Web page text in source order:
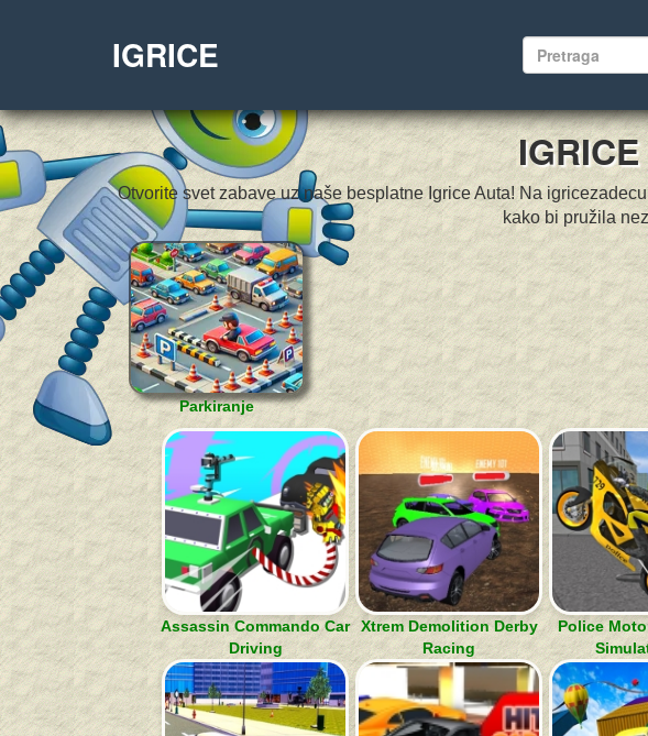
IGRICE
Otvorite svet zabave uz naše besplatne Igrice Auta! Na
kako bi pružila
Parkiranje
Assassin Commando Car
Driving
Xtrem Demolition Derby
Racing
Police